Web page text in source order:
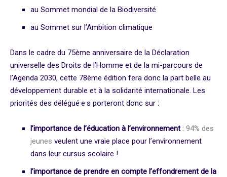
au Sommet mondial de la Biodiversité
au Sommet sur l’Ambition climatique
Dans le cadre du 75ème anniversaire de la Déclaration
universelle des Droits de l’Homme et de la mi-parcours de
l’Agenda 2030, cette 78ème édition fera donc la part belle au
développement durable et à la solidarité internationale. Les
priorités des délégué·e·s porteront donc sur :
l’importance de l’éducation à l’environnement: 94% des
jeunes veulent une vraie place pour l’environnement
dans leur cursus scolaire !
l’importance de prendre en compte l’effondrement de la